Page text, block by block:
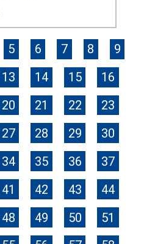
5 6 7 8
9
13 14 15
16
20 21 22
23
27 28 29
30
34 35 36
37
41 42 43
44
48 49 50
51